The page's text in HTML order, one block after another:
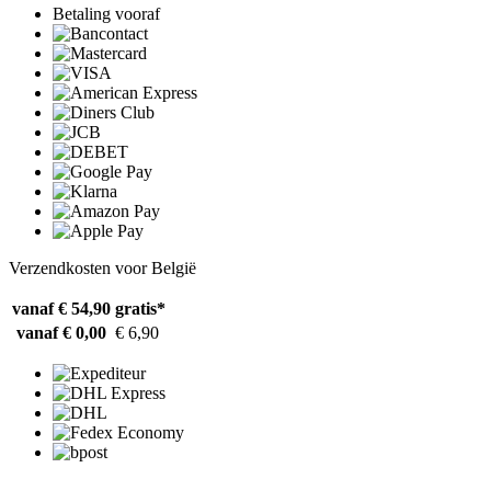
Betaling vooraf
Verzendkosten voor België
vanaf € 54,90 gratis*
vanaf € 0,00 € 6,90